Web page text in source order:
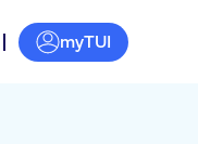
myTUI